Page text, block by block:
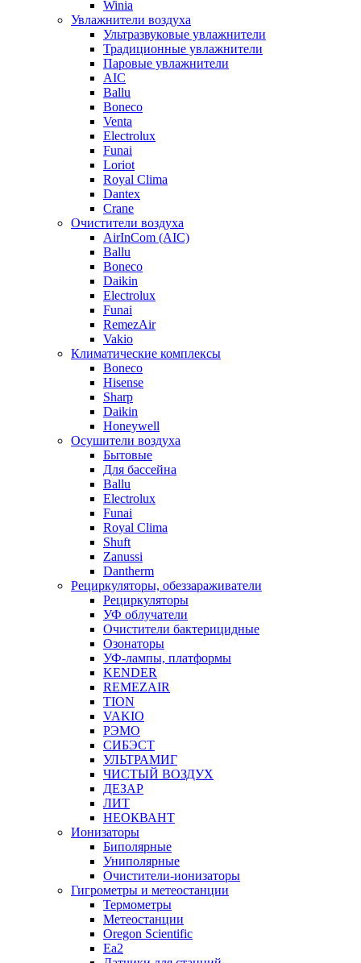
Winia
Увлажнители воздуха
Ультразвуковые увлажнители
Традиционные увлажнители
Паровые увлажнители
AIC
Ballu
Boneco
Venta
Electrolux
Funai
Loriot
Royal Clima
Dantex
Crane
Очистители воздуха
AirInCom (AIC)
Ballu
Boneco
Daikin
Electrolux
Funai
RemezAir
Vakio
Климатические комплексы
Boneco
Hisense
Sharp
Daikin
Honeywell
Осушители воздуха
Бытовые
Для бассейна
Ballu
Electrolux
Funai
Royal Clima
Shuft
Zanussi
Dantherm
Рециркуляторы, обеззараживатели
Рециркуляторы
УФ облучатели
Очистители бактерицидные
Озонаторы
УФ-лампы, платформы
KENDER
REMEZAIR
TION
VAKIO
РЭМО
СИБЭСТ
УЛЬТРАМИГ
ЧИСТЫЙ ВОЗДУХ
ДЕЗАР
ЛИТ
НЕОКВАНТ
Ионизаторы
Биполярные
Униполярные
Очистители-ионизаторы
Гигрометры и метеостанции
Термометры
Метеостанции
Oregon Scientific
Ea2